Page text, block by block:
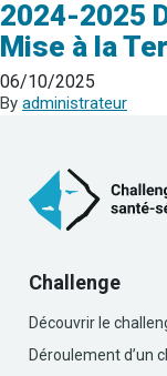
2024-2025
Mise à la
06/10/2025
By administrateur
Challenge
Découvrir le
Déroulement d’un